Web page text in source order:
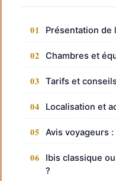
Présentation de
Chambres et
Tarifs et
Localisation et
Avis voyageurs
Ibis classique
?